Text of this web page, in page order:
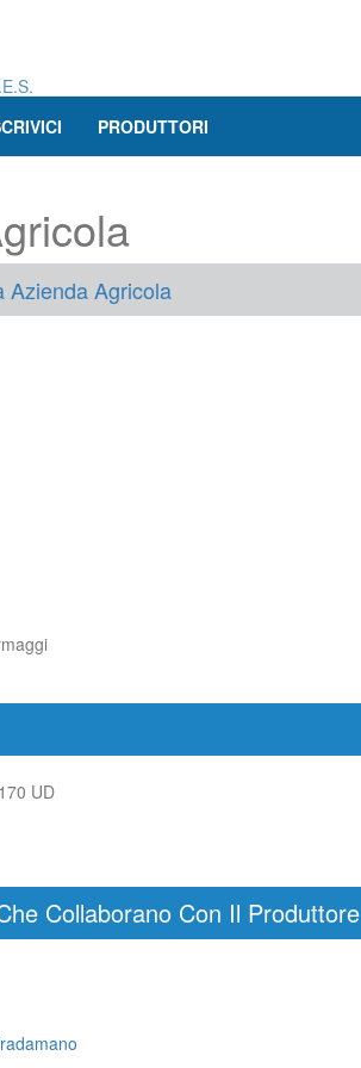
PRODUTTORI
Azienda Agricola
UD
Collaborano Con Il Produttore